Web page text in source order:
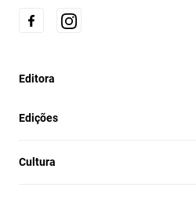
Editora
Edições
Cultura